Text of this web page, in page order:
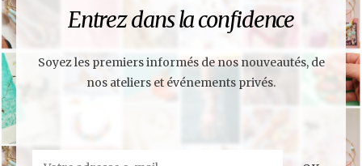
Entrez dans la confidence
Soyez les premiers informés de nos nouveautés, de
nos ateliers et événements privés.